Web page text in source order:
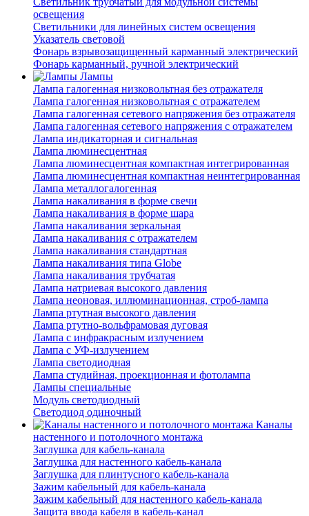
освещения
Светильники для линейных систем освещения
Указатель световой
Фонарь взрывозащищенный карманный электрический
Фонарь карманный, ручной электрический
Лампы
Лампа галогенная низковольтная без отражателя
Лампа галогенная низковольтная с отражателем
Лампа галогенная сетевого напряжения без отражателя
Лампа галогенная сетевого напряжения с отражателем
Лампа индикаторная и сигнальная
Лампа люминесцентная
Лампа люминесцентная компактная интегрированная
Лампа люминесцентная компактная неинтегрированная
Лампа металлогалогенная
Лампа накаливания в форме свечи
Лампа накаливания в форме шара
Лампа накаливания зеркальная
Лампа накаливания с отражателем
Лампа накаливания стандартная
Лампа накаливания типа Globe
Лампа накаливания трубчатая
Лампа натриевая высокого давления
Лампа неоновая, иллюминационная, строб-лампа
Лампа ртутная высокого давления
Лампа ртутно-вольфрамовая дуговая
Лампа с инфракрасным излучением
Лампа с УФ-излучением
Лампа светодиодная
Лампа студийная, проекционная и фотолампа
Лампы специальные
Модуль светодиодный
Светодиод одиночный
Каналы
настенного и потолочного монтажа
Заглушка для кабель-канала
Заглушка для настенного кабель-канала
Заглушка для плинтусного кабель-канала
Зажим кабельный для кабель-канала
Зажим кабельный для настенного кабель-канала
Защита ввода кабеля в кабель-канал